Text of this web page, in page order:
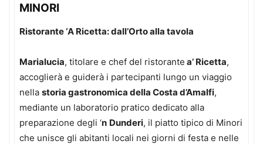
MINORI
Ristorante ‘A Ricetta: dall’Orto alla tavola
Marialucia, titolare e chef del ristorante a’ Ricetta,
accoglierà e guiderà i partecipanti lungo un viaggio
nella storia gastronomica della Costa d’Amalfi,
mediante un laboratorio pratico dedicato alla
preparazione degli ‘n Dunderi, il piatto tipico di Minori
che unisce gli abitanti locali nei giorni di festa e nelle